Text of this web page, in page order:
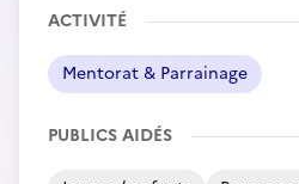
ACTIVITÉ
Mentorat & Parrainage
PUBLICS AIDÉS